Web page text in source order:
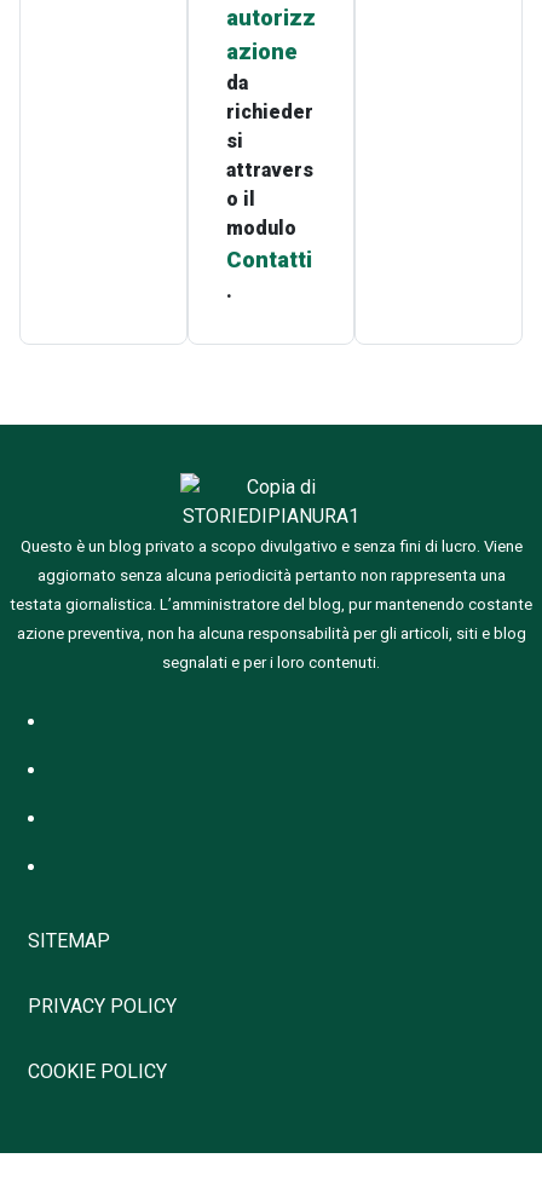
autorizz
azione
da
richieder
si
attravers
o il
modulo
Contatti
.
Questo è un blog privato a scopo divulgativo e senza fini di lucro. Viene
aggiornato senza alcuna periodicità pertanto non rappresenta una
testata giornalistica. L’amministratore del blog, pur mantenendo costante
azione preventiva, non ha alcuna responsabilità per gli articoli, siti e blog
segnalati e per i loro contenuti.
SITEMAP
PRIVACY POLICY
COOKIE POLICY